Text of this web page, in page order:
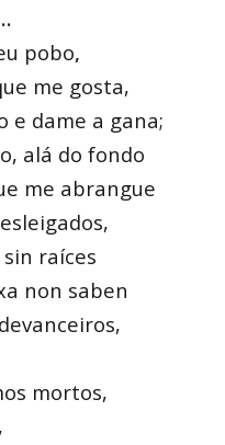
pobo,
me gosta,
e dame a gana;
alá do fondo
me abrangue
raíces
non saben
mortos,